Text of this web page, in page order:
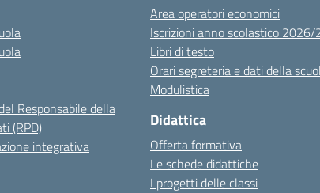
Responsabile della
(RPD)
integrativa
Area operatori economici
Iscrizioni anno scolastico 2026/
Libri di testo
Orari segreteria e dati della
Modulistica
Didattica
Offerta formativa
Le schede didattiche
I progetti delle classi